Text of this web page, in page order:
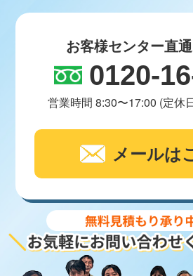
お客様センター直
0120-
営業時間 8:30〜17:00 (定休
メールは